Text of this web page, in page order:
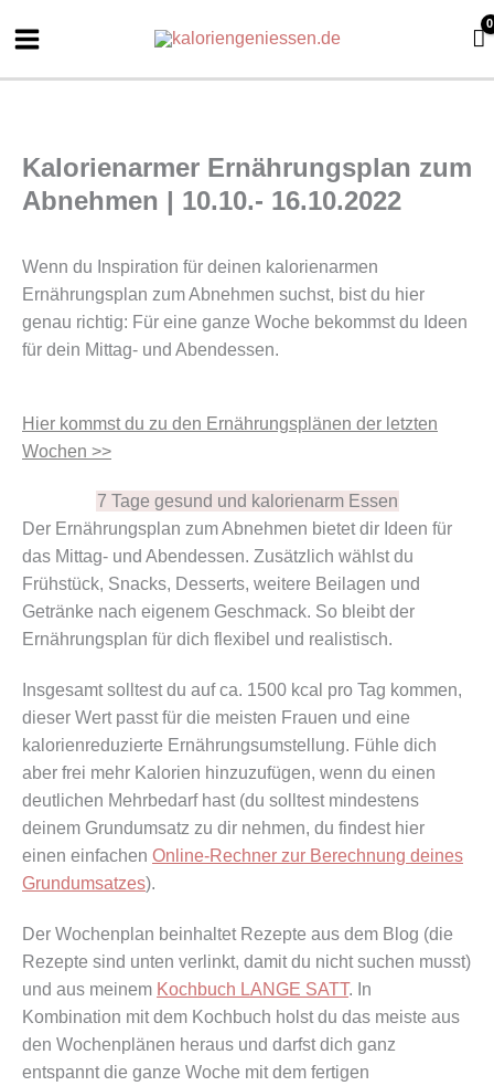
Inhalt
Kalorienarmer Ernährungsplan zum
Abnehmen | 10.10.- 16.10.2022
Wenn du Inspiration für deinen kalorienarmen
Ernährungsplan zum Abnehmen suchst, bist du hier
genau richtig: Für eine ganze Woche bekommst du Ideen
für dein Mittag- und Abendessen.
Hier kommst du zu den Ernährungsplänen der letzten
Wochen >>
7 Tage gesund und kalorienarm Essen
Der Ernährungsplan zum Abnehmen bietet dir Ideen für
das Mittag- und Abendessen. Zusätzlich wählst du
Frühstück, Snacks, Desserts, weitere Beilagen und
Getränke nach eigenem Geschmack. So bleibt der
Ernährungsplan für dich flexibel und realistisch.
Insgesamt solltest du auf ca. 1500 kcal pro Tag kommen,
dieser Wert passt für die meisten Frauen und eine
kalorienreduzierte Ernährungsumstellung. Fühle dich
aber frei mehr Kalorien hinzuzufügen, wenn du einen
deutlichen Mehrbedarf hast (du solltest mindestens
deinem Grundumsatz zu dir nehmen, du findest hier
einen einfachen Online-Rechner zur Berechnung deines
Grundumsatzes).
Der Wochenplan beinhaltet Rezepte aus dem Blog (die
Rezepte sind unten verlinkt, damit du nicht suchen musst)
und aus meinem Kochbuch LANGE SATT. In
Kombination mit dem Kochbuch holst du das meiste aus
den Wochenplänen heraus und darfst dich ganz
entspannt die ganze Woche mit dem fertigen